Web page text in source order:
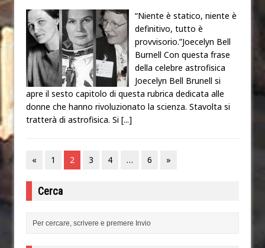
“Niente è statico, niente è
definitivo, tutto è
provvisorio.”Joecelyn Bell
Burnell Con questa frase
della celebre astrofisica
Joecelyn Bell Brunell si
apre il sesto capitolo di questa rubrica dedicata alle
donne che hanno rivoluzionato la scienza. Stavolta si
tratterà di astrofisica. Si [...]
« 1 2 3 4 … 6 »
Cerca